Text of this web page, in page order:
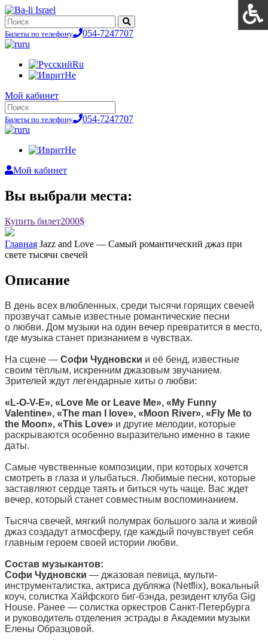
Билеты по телефону
054-7247707
ru
Ru
He
Мой кабинет
Билеты по телефону
054-7247707
ru
He
Мой кабинет
Вы выбрали места:
Купить билет2000$
Главная Jazz and Love — Самый романтический джаз при
свете тысячи свечей
Описание
В день всех влюбленных, среди тысячи горящих свечей
прозвучат самые известные романтические песни
о любви. Дом музыки на один вечер превратится в место,
где музыка станет признанием в чувствах.
На сцене — Софи Чудновски и её бенд, известные
своим тёплым, искренним джазовым звучанием.
Зрителей ждут легендарные хиты о любви:
«L-O-V-E», «Love Me or Leave Me», «My Funny
Valentine», «The man I love», «Moon River», «Fly Me to
the Moon», «This Love» и другие мелодии, которые
раскрываются особенно выразительно именно в такие
даты.
Самые чувственные композиции, при которых хочется
смотреть в глаза и улыбаться. Любимые песни, которые
заставляют сердце таять и биться чуть чаще. Вас ждет
вечер, который станет совместным воспоминанием.
Тысяча свечей, мягкий полумрак большого зала и живой
джаз создадут атмосферу, где каждый почувствует себя
главным героем своей истории любви.
Состав музыкантов:
Софи Чудновски — джазовая певица, мульти-
инструменталистка, актриса дубляжа (Netflix), вокальный
коуч, солистка Хайфского биг-бэнда, резидент клуба Gig
House. Ранее — солистка оркестров Санкт-Петербурга
и руководитель отделения эстрады в Академии музыки
Елены Образцовой.